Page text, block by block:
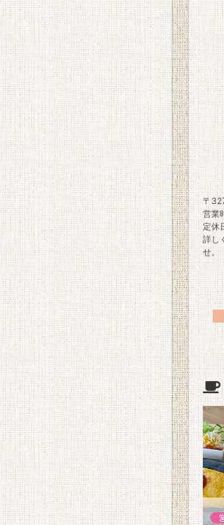
〒
営業
定休
詳し
せ。